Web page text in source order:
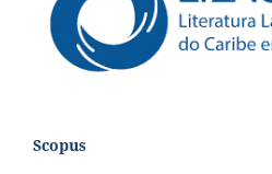
Scopus